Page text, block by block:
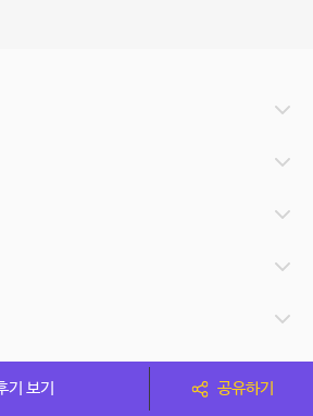
기 보기 공유하기